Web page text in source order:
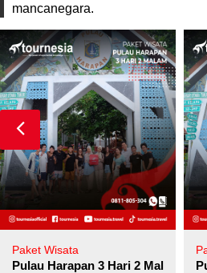
mancanegara.
Paket Wisata
Pulau Harapan 3 Hari 2 Malam